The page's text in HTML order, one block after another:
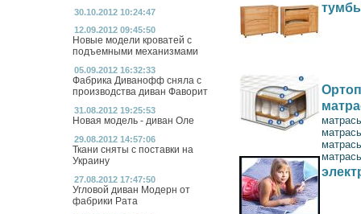
30.10.2012 10:24:47
12.09.2012 09:45:50
Новые модели кроватей с
подъемными механизмами
05.09.2012 16:32:33
Фабрика Диванофф сняла с
производства диван Фаворит
31.08.2012 19:25:53
Новая модель - диван Оле
29.08.2012 14:57:06
Ткани сняты с поставки на
Украину
27.08.2012 17:47:50
Угловой диван Модерн от
фабрики Рата